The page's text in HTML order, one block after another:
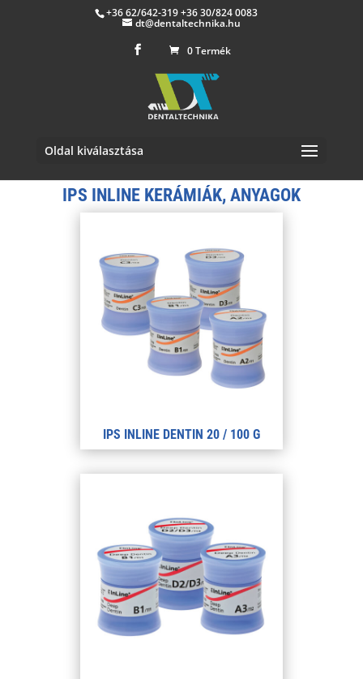
+36 62/642-319 +36 30/824 0083
dt@dentaltechnika.hu
0 Termék
Oldal kiválasztása
IPS INLINE KERÁMIÁK, ANYAGOK
IPS INLINE DENTIN 20 / 100 G